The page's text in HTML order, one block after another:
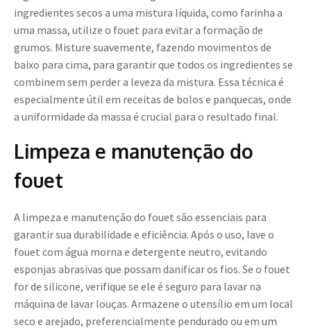
ingredientes secos a uma mistura líquida, como farinha a
uma massa, utilize o fouet para evitar a formação de
grumos. Misture suavemente, fazendo movimentos de
baixo para cima, para garantir que todos os ingredientes se
combinem sem perder a leveza da mistura. Essa técnica é
especialmente útil em receitas de bolos e panquecas, onde
a uniformidade da massa é crucial para o resultado final.
Limpeza e manutenção do
fouet
A limpeza e manutenção do fouet são essenciais para
garantir sua durabilidade e eficiência. Após o uso, lave o
fouet com água morna e detergente neutro, evitando
esponjas abrasivas que possam danificar os fios. Se o fouet
for de silicone, verifique se ele é seguro para lavar na
máquina de lavar louças. Armazene o utensílio em um local
seco e arejado, preferencialmente pendurado ou em um